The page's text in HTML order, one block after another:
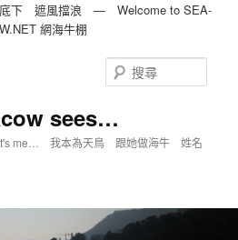
下 遮風擋浪 — Welcome to SEA-
網海牛棚
sees…
it's me… 我本為天鳥 跟她做海牛 姓名
尋